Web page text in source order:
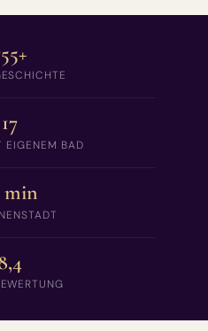
17
EIGENEM BAD
min